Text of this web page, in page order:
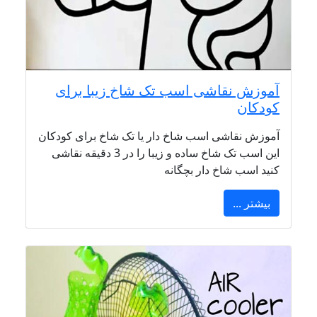
آموزش نقاشی اسب تک شاخ زیبا برای
کودکان
آموزش نقاشی اسب شاخ دار یا تک شاخ برای کودکان
این اسب تک شاخ ساده و زیبا را در 3 دقیقه نقاشی
کنید اسب شاخ دار بچگانه
بیشتر ...